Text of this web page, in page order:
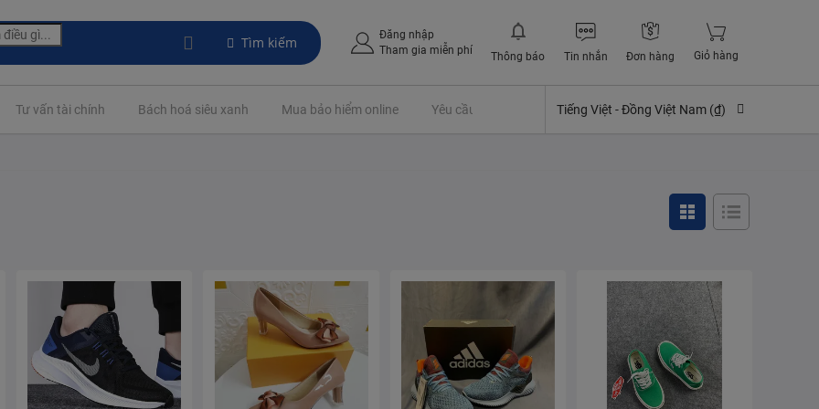
Tìm kiếm
Đăng nhập
Tham gia miễn phí
Thông báo Tin nhắn Đơn hàng Giỏ hàng
Tư vấn tài chính Bách hoá siêu xanh Mua bảo hiểm online Yêu cầu quyền lợi bảo hiểmTiếng Việt -Đồng Việt Nam (₫)